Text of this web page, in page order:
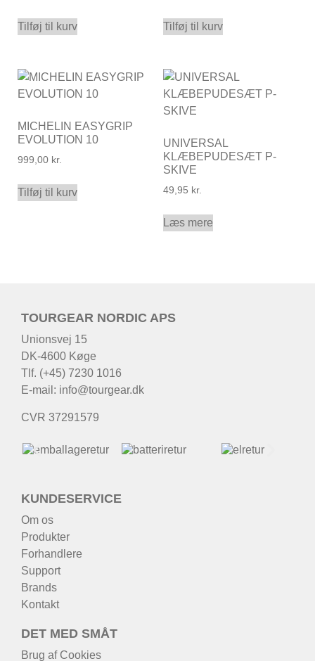
Tilføj til kurv Tilføj til kurv
MICHELIN EASYGRIP
EVOLUTION 10
999,00 kr.
Tilføj til kurv
UNIVERSAL
KLÆBEPUDESÆT P-
SKIVE
49,95 kr.
Læs mere
TOURGEAR NORDIC APS
Unionsvej 15
DK-4600 Køge
Tlf. (+45) 7230 1016
E-mail: info@tourgear.dk
CVR 37291579
KUNDESERVICE
Om os
Produkter
Forhandlere
Support
Brands
Kontakt
DET MED SMÅT
Brug af Cookies